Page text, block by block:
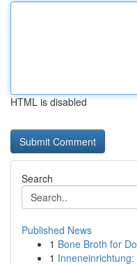
HTML is disabled
Search
Published News
1 Bone Broth for
1